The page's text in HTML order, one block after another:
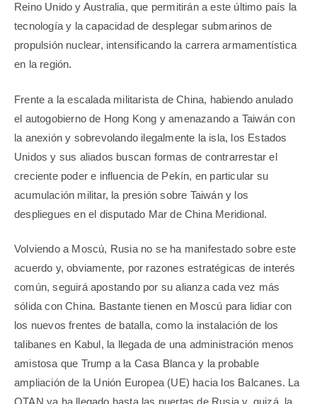
Reino Unido y Australia, que permitirán a este último país la
tecnología y la capacidad de desplegar submarinos de
propulsión nuclear, intensificando la carrera armamentística
en la región.
Frente a la escalada militarista de China, habiendo anulado
el autogobierno de Hong Kong y amenazando a Taiwán con
la anexión y sobrevolando ilegalmente la isla, los Estados
Unidos y sus aliados buscan formas de contrarrestar el
creciente poder e influencia de Pekín, en particular su
acumulación militar, la presión sobre Taiwán y los
despliegues en el disputado Mar de China Meridional.
Volviendo a Moscú, Rusia no se ha manifestado sobre este
acuerdo y, obviamente, por razones estratégicas de interés
común, seguirá apostando por su alianza cada vez más
sólida con China. Bastante tienen en Moscú para lidiar con
los nuevos frentes de batalla, como la instalación de los
talibanes en Kabul, la llegada de una administración menos
amistosa que Trump a la Casa Blanca y la probable
ampliación de la Unión Europea (UE) hacia los Balcanes. La
OTAN ya ha llegado hasta las puertas de Rusia y, quizá, la